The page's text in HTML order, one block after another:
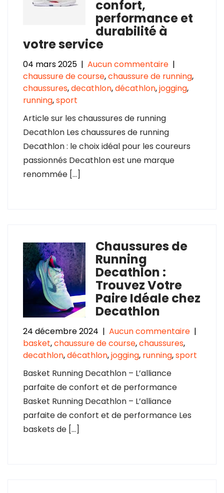
confort,
performance et
durabilité à
votre service
04 mars 2025 | Aucun commentaire |
chaussure de course,chaussure de running,
chaussures,decathlon,décathlon,jogging,
running,sport
Article sur les chaussures de running
Decathlon Les chaussures de running
Decathlon : le choix idéal pour les coureurs
passionnés Decathlon est une marque
renommée […]
Chaussures de
Running
Decathlon :
Trouvez Votre
Paire Idéale chez
Decathlon
24 décembre 2024 | Aucun commentaire |
basket,chaussure de course,chaussures,
decathlon,décathlon,jogging, running,sport
Basket Running Decathlon – L’alliance
parfaite de confort et de performance
Basket Running Decathlon – L’alliance
parfaite de confort et de performance Les
baskets de […]